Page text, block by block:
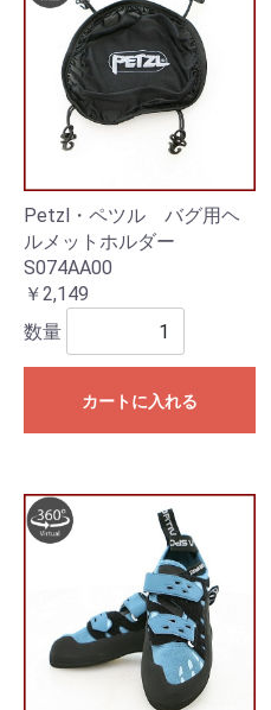
Petzl・ペツル バグ用ヘ
ルメットホルダー
S074AA00
￥2,149
数量
カートに入れる